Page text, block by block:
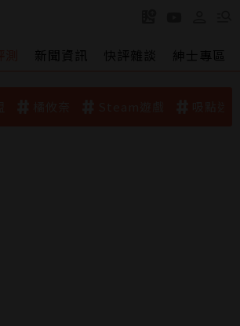
新聞資訊 快評雜談 紳士專區